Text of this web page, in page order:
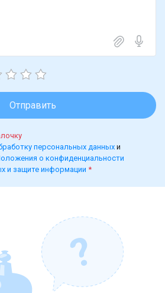
Отправить
персональных данных и
о конфиденциальности
и защите информации *